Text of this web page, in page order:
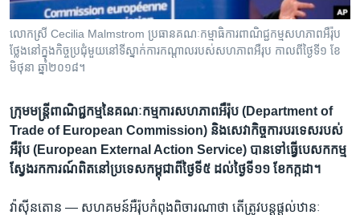
និង​
ទៅ​
កាន់​
ស្វែង​
រក
បណ្តាញ​សង្គម
លោកស្រី Cecilia Malmstrom ​ប្រធាន​គណៈកម្មាធិការ​ពាណិជ្ជកម្ម​សហភាព​អឺរ៉ុប
ថ្លែង​នៅ​ក្នុង​កិច្ចប្រជុំមួយនៅទីស្នាក់ការ​កណ្តាលរបស់សហភាព​អឺរុប កាលពីថ្ងៃទី១ ខែ
មិថុនា ឆ្នាំ២០១៨។
ក្រុម​មន្ត្រី​ពាណិជ្ជកម្ម​នៃ​គណៈ​កម្មការ​សហ​ភាព​អឺរ៉ុប​ (Department of
Trade of European Commission)​ ​និង​សេវា​កិច្ចការ​បរទេស​របស់​
អឺរ៉ុប​ ​(European External Action Service)​ ​បាន​ទៅ​ធ្វើ​បេសក​កម្ម​
ស្វែង​រក​ការណ៍​ពិត​នៅ​ប្រទេស​កម្ពុជា​ពី​ថ្ងៃទី​៥ ​ដល់​ថ្ងៃទី​១១​ ខែ​កក្កដា។
វ៉ាស៊ីនតោន — សហគមន៍​អឺរ៉ុប​កំពុងពិចារ​ណា​ថា​ តើ​ត្រូវ​បន្ត​ផ្តល់​ឋានៈ​